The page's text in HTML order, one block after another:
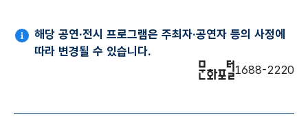
해당 공연·전시 프로그램은 주최자·공연자 등의 사정에
따라 변경될 수 있습니다.
1688-2220